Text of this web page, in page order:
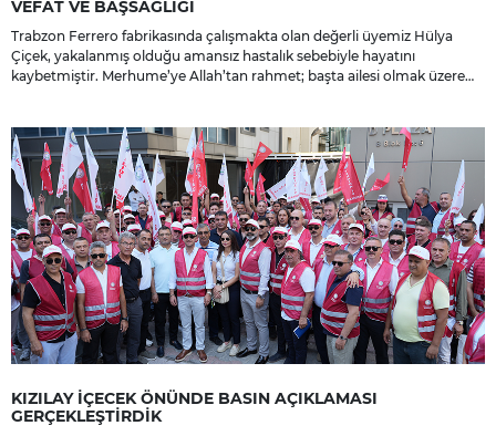
VEFAT VE BAŞSAĞLIĞI
Trabzon Ferrero fabrikasında çalışmakta olan değerli üyemiz Hülya
Çiçek, yakalanmış olduğu amansız hastalık sebebiyle hayatını
kaybetmiştir. Merhume’ye Allah’tan rahmet; başta ailesi olmak üzere
KIZILAY İÇECEK ÖNÜNDE BASIN AÇIKLAMASI
GERÇEKLEŞTİRDİK